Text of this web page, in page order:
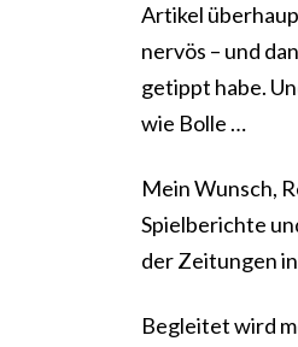
Artikel
nervös – und
getippt habe.
wie Bolle …
Mein Wunsch,
Spielberichte
der Zeitungen
Begleitet wird